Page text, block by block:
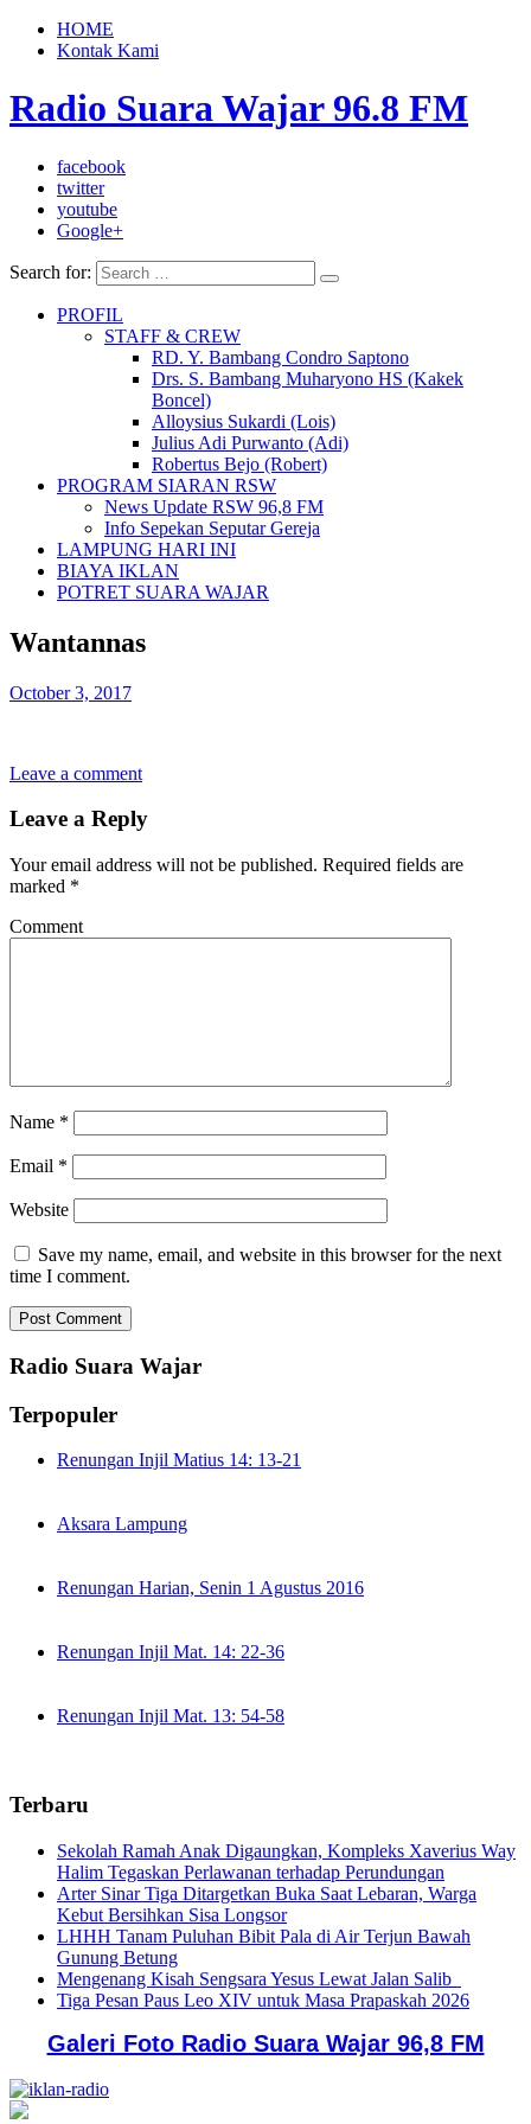
HOME
Kontak Kami
Radio Suara Wajar 96.8 FM
facebook
twitter
youtube
Google+
Search for:
PROFIL
STAFF & CREW
RD. Y. Bambang Condro Saptono
Drs. S. Bambang Muharyono HS (Kakek
Boncel)
Alloysius Sukardi (Lois)
Julius Adi Purwanto (Adi)
Robertus Bejo (Robert)
PROGRAM SIARAN RSW
News Update RSW 96,8 FM
Info Sepekan Seputar Gereja
LAMPUNG HARI INI
BIAYA IKLAN
POTRET SUARA WAJAR
Wantannas
October 3, 2017
Leave a comment
Leave a Reply
Your email address will not be published. Required fields are
marked *
Comment
Name *
Email *
Website
Save my name, email, and website in this browser for the next
time I comment.
Radio Suara Wajar
Terpopuler
Renungan Injil Matius 14: 13-21
Aksara Lampung
Renungan Harian, Senin 1 Agustus 2016
Renungan Injil Mat. 14: 22-36
Renungan Injil Mat. 13: 54-58
Terbaru
Sekolah Ramah Anak Digaungkan, Kompleks Xaverius Way
Halim Tegaskan Perlawanan terhadap Perundungan
Arter Sinar Tiga Ditargetkan Buka Saat Lebaran, Warga
Kebut Bersihkan Sisa Longsor
LHHH Tanam Puluhan Bibit Pala di Air Terjun Bawah
Gunung Betung
Mengenang Kisah Sengsara Yesus Lewat Jalan Salib
Tiga Pesan Paus Leo XIV untuk Masa Prapaskah 2026
Galeri Foto Radio Suara Wajar 96,8 FM